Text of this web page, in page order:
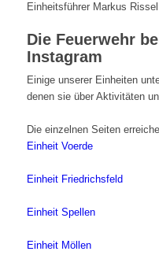
Einheitsführer Markus Rissel
Die Feuerwehr
Instagram
Einige unserer Einheiten
denen sie über Aktivitäten
Die einzelnen Seiten
Einheit Voerde
Einheit Friedrichsfeld
Einheit Spellen
Einheit Möllen